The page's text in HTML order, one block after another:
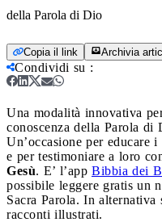
della Parola di Dio
Copia il link Archivia
Condividi su :
Una modalità innovativa
conoscenza della Parola di
Un’occasione per educare i
e per testimoniare a loro
Gesù. E’ l’app Bibbia dei
possibile leggere gratis un
Sacra Parola. In
racconti illustrati.